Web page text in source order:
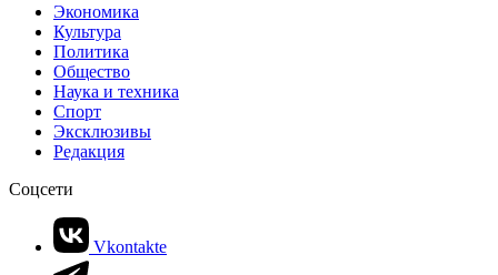
Экономика
Культура
Политика
Общество
Наука и техника
Спорт
Эксклюзивы
Редакция
Соцсети
Vkontakte